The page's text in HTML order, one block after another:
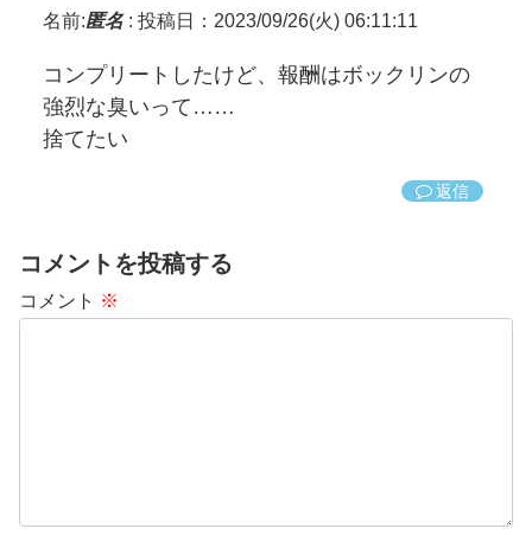
名前:匿名: 投稿日：2023/09/26(火) 06:11:11
コンプリートしたけど、報酬はボックリンの
強烈な臭いって……
捨てたい
返信
コメントを投稿する
コメント ※